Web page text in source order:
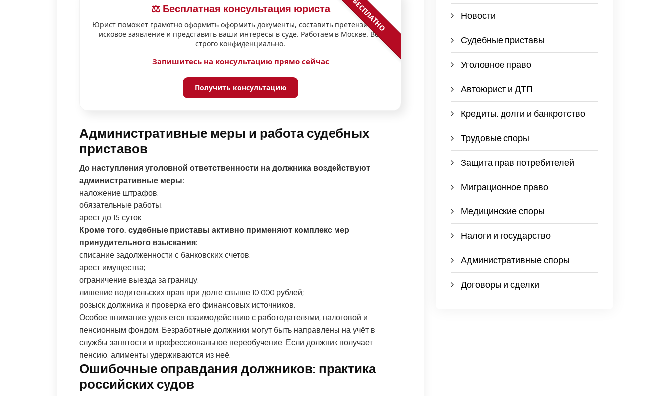
⚖️ Бесплатная консультация юриста
Юрист поможет грамотно оформить оформить документы, составить претензию или
исковое заявление и представить ваши интересы в суде. Работаем в Москве. Всё
строго конфиденциально.
БЕСПЛАТНО
Запишитесь на консультацию прямо сейчас
Получить консультацию
Административные меры и работа судебных
приставов
До наступления уголовной ответственности на должника воздействуют
административные меры:
наложение штрафов;
обязательные работы;
арест до 15 суток.
Кроме того, судебные приставы активно применяют комплекс мер
принудительного взыскания:
списание задолженности с банковских счетов;
арест имущества;
ограничение выезда за границу;
лишение водительских прав при долге свыше 10 000 рублей;
розыск должника и проверка его финансовых источников.
Особое внимание уделяется взаимодействию с работодателями, налоговой и
пенсионным фондом. Безработные должники могут быть направлены на учёт в
службы занятости и профессиональное переобучение. Если должник получает
пенсию, алименты удерживаются из неё.
Ошибочные оправдания должников: практика
российских судов
Новости
Судебные приставы
Уголовное право
Автоюрист и ДТП
Кредиты, долги и банкротство
Трудовые споры
Защита прав потребителей
Миграционное право
Медицинские споры
Налоги и государство
Административные споры
Договоры и сделки